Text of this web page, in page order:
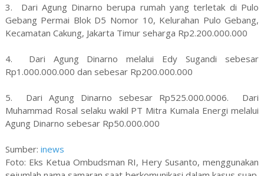
3. Dari Agung Dinarno berupa rumah yang terletak di Pulo
Gebang Permai Blok D5 Nomor 10, Kelurahan Pulo Gebang,
Kecamatan Cakung, Jakarta Timur seharga Rp2.200.000.000
4. Dari Agung Dinarno melalui Edy Sugandi sebesar
Rp1.000.000.000 dan sebesar Rp200.000.000
5. Dari Agung Dinarno sebesar Rp525.000.0006. Dari
Muhammad Rosal selaku wakil PT Mitra Kumala Energi melalui
Agung Dinarno sebesar Rp50.000.000
Sumber: inews
Foto: Eks Ketua Ombudsman RI, Hery Susanto, menggunakan